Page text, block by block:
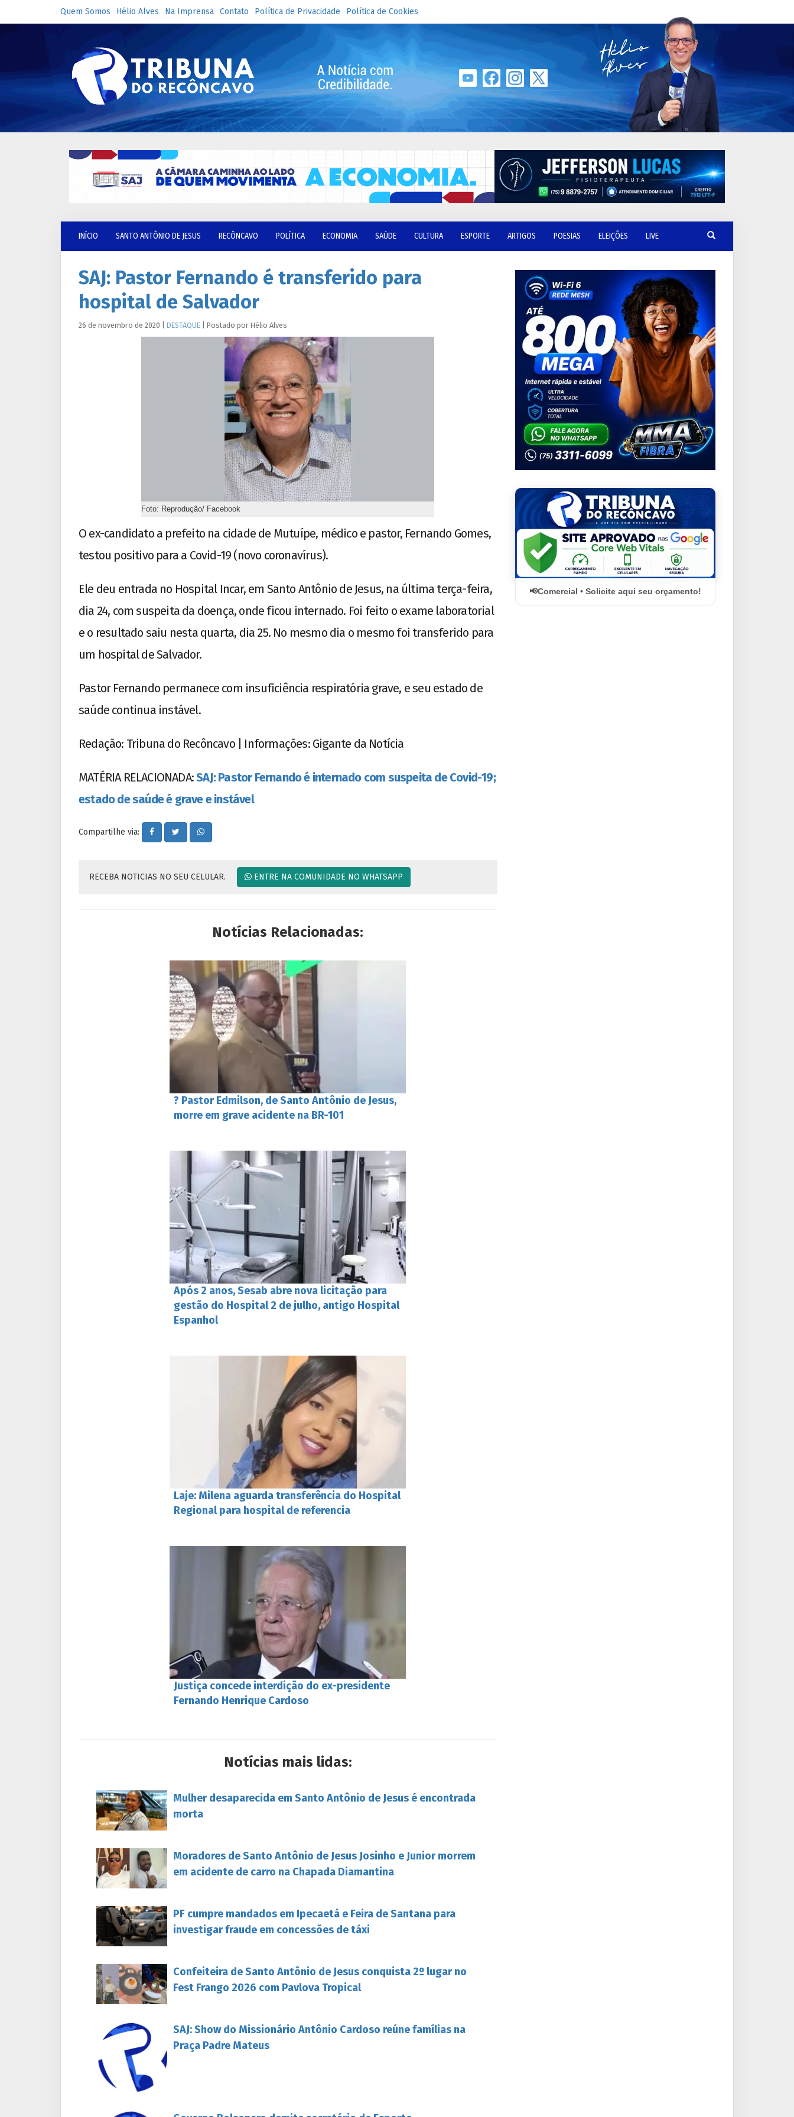
Quem Somos Hélio Alves Na Imprensa Contato Política de Privacidade Política de Cookies
INÍCIO SANTO ANTÔNIO DE JESUS RECÔNCAVO POLÍTICA ECONOMIA SAÚDE CULTURA ESPORTE ARTIGOS POESIAS ELEIÇÕES LIVE
SAJ: Pastor Fernando é transferido para
hospital de Salvador
26 de novembro de 2020 DESTAQUE Postado por Hélio Alves
Foto: Reprodução/ Facebook
O ex-candidato a prefeito na cidade de Mutuípe, médico e pastor, Fernando Gomes,
testou positivo para a Covid-19 (novo coronavírus).
Ele deu entrada no Hospital Incar, em Santo Antônio de Jesus, na última terça-feira,
dia 24, com suspeita da doença, onde ficou internado. Foi feito o exame laboratorial
e o resultado saiu nesta quarta, dia 25. No mesmo dia o mesmo foi transferido para
um hospital de Salvador.
Pastor Fernando permanece com insuficiência respiratória grave, e seu estado de
saúde continua instável.
Redação: Tribuna do Recôncavo | Informações: Gigante da Notícia
MATÉRIA RELACIONADA:SAJ: Pastor Fernando é internado com suspeita de Covid-19;
estado de saúde é grave e instável
Compartilhe via:
RECEBA NOTICIAS NO SEU CELULAR. ENTRE NA COMUNIDADE NO WHATSAPP
Notícias Relacionadas:
? Pastor Edmilson, de Santo Antônio de Jesus,
morre em grave acidente na BR-101
Após 2 anos, Sesab abre nova licitação para
gestão do Hospital 2 de julho, antigo Hospital
Espanhol
Laje: Milena aguarda transferência do Hospital
Regional para hospital de referencia
Justiça concede interdição do ex-presidente
Fernando Henrique Cardoso
Notícias mais lidas:
Mulher desaparecida em Santo Antônio de Jesus é encontrada
morta
Moradores de Santo Antônio de Jesus Josinho e Junior morrem
em acidente de carro na Chapada Diamantina
PF cumpre mandados em Ipecaetá e Feira de Santana para
investigar fraude em concessões de táxi
Confeiteira de Santo Antônio de Jesus conquista 2º lugar no
Fest Frango 2026 com Pavlova Tropical
SAJ: Show do Missionário Antônio Cardoso reúne famílias na
Praça Padre Mateus
Comercial • Solicite aqui seu orçamento!